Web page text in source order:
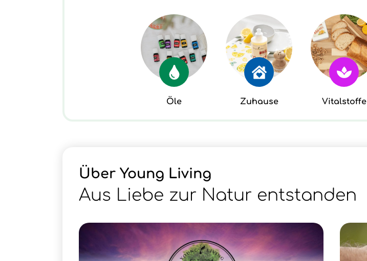
Öle Zuhause Vitalstoffe
Über Young Living
Aus Liebe zur Natur entstanden